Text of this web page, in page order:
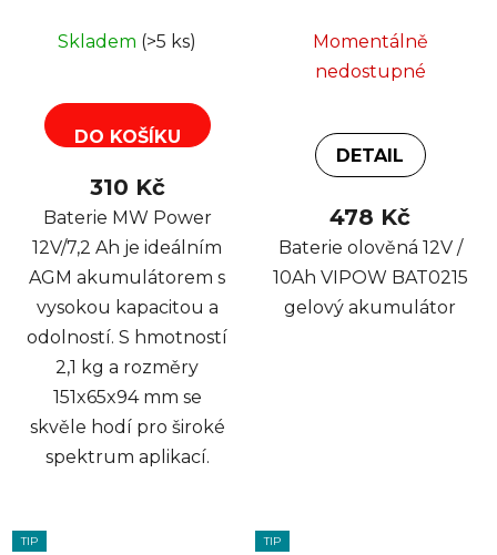
Skladem (>5 ks)
DO KOŠÍKU
310 Kč
Baterie MW Power
12V/7,2 Ah je ideálním
AGM akumulátorem s
vysokou kapacitou a
odolností. S hmotností
2,1 kg a rozměry
151x65x94 mm se
skvěle hodí pro široké
spektrum aplikací.
Momentálně
nedostupné
DETAIL
478 Kč
Baterie olověná 12V /
10Ah VIPOW BAT0215
gelový akumulátor
TIP TIP